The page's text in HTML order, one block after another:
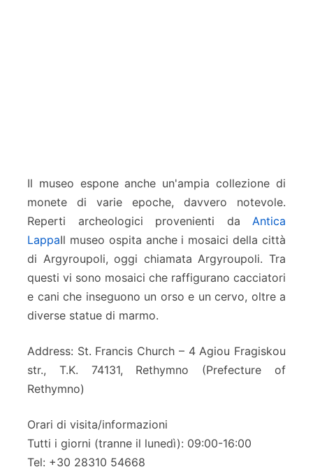
Il museo espone anche un'ampia collezione di
monete di varie epoche, davvero notevole.
Reperti archeologici provenienti da Antica
LappaIl museo ospita anche i mosaici della città
di Argyroupoli, oggi chiamata Argyroupoli. Tra
questi vi sono mosaici che raffigurano cacciatori
e cani che inseguono un orso e un cervo, oltre a
diverse statue di marmo.
Address: St. Francis Church – 4 Agiou Fragiskou
str., Τ.Κ. 74131, Rethymno (Prefecture of
Rethymno)
Orari di visita/informazioni
Tutti i giorni (tranne il lunedì): 09:00-16:00
Tel: +30 28310 54668